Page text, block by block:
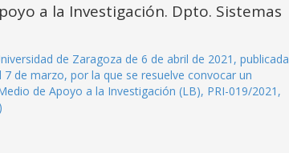
a la Investigación. Dpto. Sistemas
de Zaragoza de 6 de abril de 2021, publicada
de marzo, por la que se resuelve convocar un
de Apoyo a la Investigación (LB), PRI-019/2021,